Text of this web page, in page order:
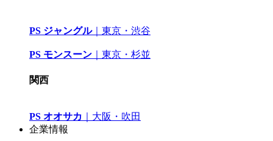
PS ジャングル｜ 東京・渋谷
PS モンスーン 東京・杉並
関西
PS オオサカ
大阪・吹田
企業情報